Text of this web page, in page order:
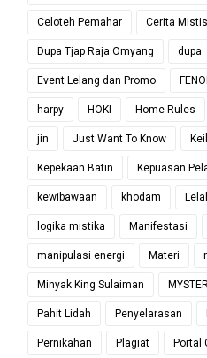
Celoteh Pemahar Cerita Mistis
Dupa Tjap Raja Omyang dupa.
Event Lelang dan Promo
harpy HOKI Home Rules
jin Just Want To Know
Kepekaan Batin Kepuasan
kewibawaan khodam
logika mistika Manifestasi
manipulasi energi Materi
Minyak King Sulaiman
Pahit Lidah Penyelarasan
Pernikahan Plagiat Portal